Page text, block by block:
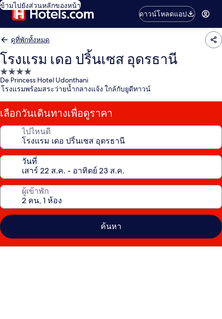
ข้ามไปยังส่วนหลักของหน้า
ดาวน์โหลดแอป
ดูที่พักทั้งหมด
โรงแรม เดอ ปริ้นเซส อุดรธานี
ที่พัก
4.0
De Princess Hotel Udonthani
โรงแรมพร้อมสระว่ายน้ำกลางแจ้ง ใกล้กับยูดีทาวน์
เลือกวันเดินทางเพื่อดูราคา
ไปไหนดี
วันที่
ผู้เข้าพัก
ค้นหา